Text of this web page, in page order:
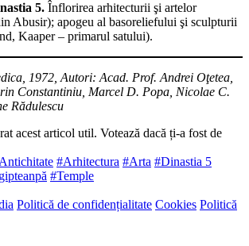
5. Înflorirea arhitecturii şi artelor
Abusir); apogeu al basoreliefului şi sculpturii
Kaaper – primarul satului).
1972, Autori: Acad. Prof. Andrei Oţetea,
Constantiniu, Marcel D. Popa, Nicolae C.
Rădulescu
acest articol util. Votează dacă ți-a fost de
#Arhitectura #Arta #Dinastia 5
#Temple
Politică de confidențialitate Cookies Politică